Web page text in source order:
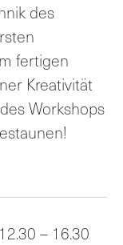
des
fertigen
Kreativität
Workshops
– 16.30